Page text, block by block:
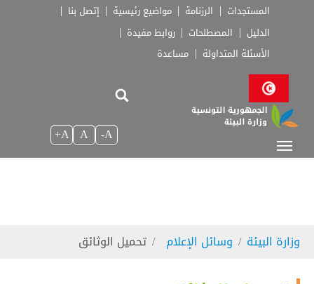
Skip to main navigation
Skip to main content
Skip to page footer
المستجدات الرزنامة مواضيع رئيسية
إتصل بنا
الدليل
المصطلحات
روابط مفيدة
الأسئلة المتداولة
مساعدة
A-
A
A+
You are here:
وزارة البيئة وسائل الإعلام تحميل الوثائق